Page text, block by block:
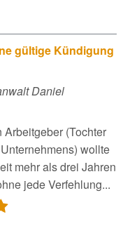
gültige Kündigung
Daniel
(Tochter
wollte
mehr als drei Jahren
jede Verfehlung...